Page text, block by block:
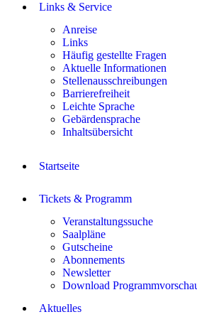
Links & Service
Anreise
Links
Häufig gestellte Fragen
Aktuelle Informationen
Stellenausschreibungen
Barrierefreiheit
Leichte Sprache
Gebärdensprache
Inhaltsübersicht
Startseite
Tickets & Programm
Veranstaltungssuche
Saalpläne
Gutscheine
Abonnements
Newsletter
Download
Aktuelles